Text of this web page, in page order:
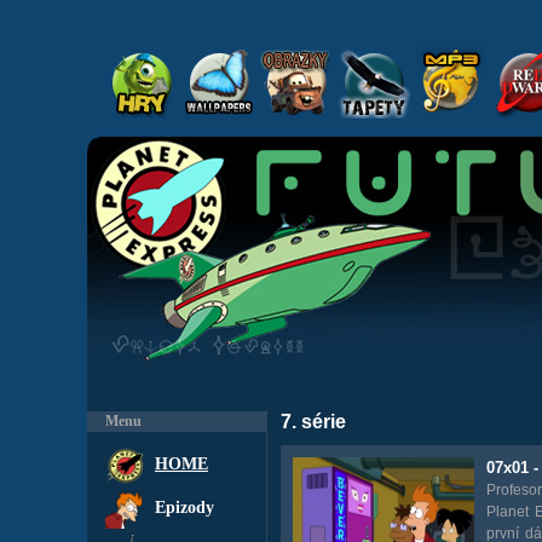
Menu
HOME
Epizody
7. série
07x01
Planet
první